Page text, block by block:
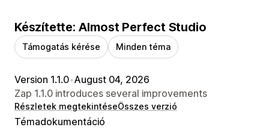
Készítette: Almost Perfect Studio
Támogatás kérése Minden téma
Version 1.1.0•August 04, 2026
Zap 1.1.0 introduces several improvements
Részletek megtekintéseÖsszes verzió
Témadokumentáció